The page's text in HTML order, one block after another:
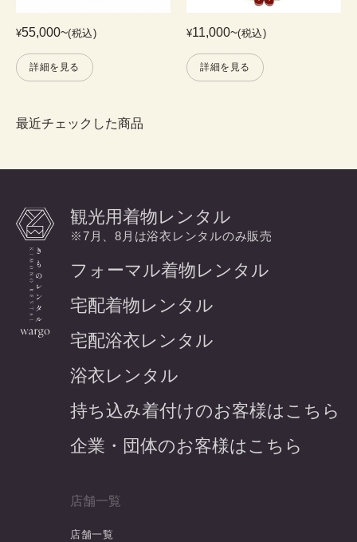
¥55,000~(税込)
詳細を見る
¥11,000~(税込)
詳細を見る
最近チェックした商品
観光用着物レンタル
※7月、8月は浴衣レンタルのみ販売
フォーマル着物レンタル
宅配着物レンタル
宅配浴衣レンタル
浴衣レンタル
持ち込み着付けのお客様はこちら
企業・団体のお客様はこちら
店舗一覧
店舗一覧